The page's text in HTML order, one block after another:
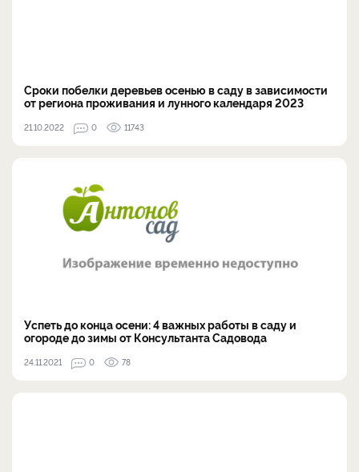
Сроки побелки деревьев осенью в саду в зависимости
от региона проживания и лунного календаря 2023
21.10.2022 0 11743
Успеть до конца осени: 4 важных работы в саду и
огороде до зимы от Консультанта Садовода
24.11.2021 0 78